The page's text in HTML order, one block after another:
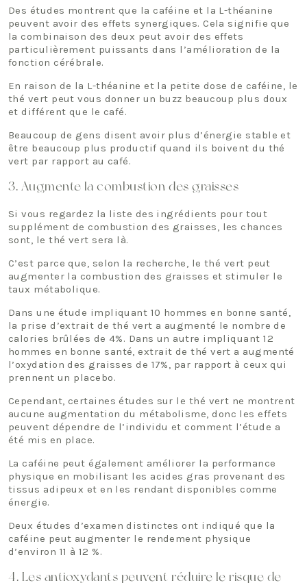
Des études montrent que la caféine et la L-théanine
peuvent avoir des effets synergiques. Cela signifie que
la combinaison des deux peut avoir des effets
particulièrement puissants dans l’amélioration de la
fonction cérébrale.
En raison de la L-théanine et la petite dose de caféine, le
thé vert peut vous donner un buzz beaucoup plus doux
et différent que le café.
Beaucoup de gens disent avoir plus d’énergie stable et
être beaucoup plus productif quand ils boivent du thé
vert par rapport au café.
3. Augmente la combustion des graisses
Si vous regardez la liste des ingrédients pour tout
supplément de combustion des graisses, les chances
sont, le thé vert sera là.
C’est parce que, selon la recherche, le thé vert peut
augmenter la combustion des graisses et stimuler le
taux métabolique.
Dans une étude impliquant 10 hommes en bonne santé,
la prise d’extrait de thé vert a augmenté le nombre de
calories brûlées de 4%. Dans un autre impliquant 12
hommes en bonne santé, extrait de thé vert a augmenté
l’oxydation des graisses de 17%, par rapport à ceux qui
prennent un placebo.
Cependant, certaines études sur le thé vert ne montrent
aucune augmentation du métabolisme, donc les effets
peuvent dépendre de l’individu et comment l’étude a
été mis en place.
La caféine peut également améliorer la performance
physique en mobilisant les acides gras provenant des
tissus adipeux et en les rendant disponibles comme
énergie.
Deux études d’examen distinctes ont indiqué que la
caféine peut augmenter le rendement physique
d’environ 11 à 12 %.
4. Les antioxydants peuvent réduire le risque de